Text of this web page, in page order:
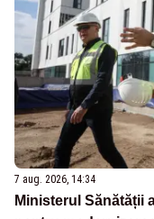
7 aug. 2026, 14:34
Ministerul Sănătății